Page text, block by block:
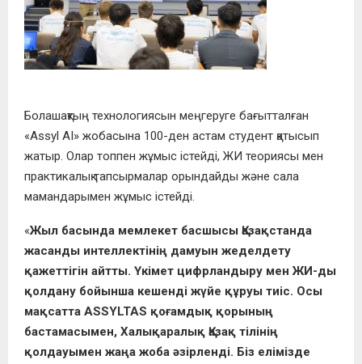
Болашақтың технологиясын меңгеруге бағытталған
«Assyl AI» жобасына 100-ден астам студент қатысып
жатыр. Олар топпен жұмыс істейді, ЖИ теориясы мен
практикалық тапсырмалар орындайды және сала
мамандарымен жұмыс істейді.
«Жыл басында мемлекет басшысы Қазақстанда
жасанды интеллектінің дамуын жеделдету
қажеттігін айтты. Үкімет цифрландыру мен ЖИ-ды
қолдану бойынша кешенді жүйе құруы тиіс. Осы
мақсатта ASSYLTAS қоғамдық қорының
бастамасымен, Халықаралық Қазақ тілінің
қолдауымен жаңа жоба әзірленді. Біз елімізде